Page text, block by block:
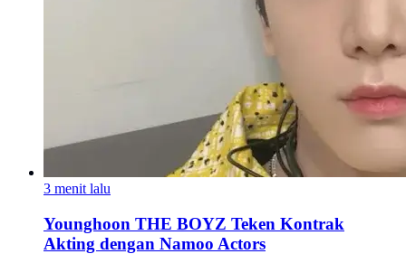
3 menit lalu
Younghoon THE BOYZ Teken Kontrak
Akting dengan Namoo Actors